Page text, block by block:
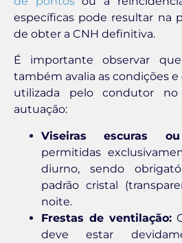
específicas pode resultar na
de obter a CNH definitiva.
É importante observar
também avalia as condições e
utilizada pelo condutor
autuação:
Viseiras escuras
permitidas
diurno, sendo
padrão cristal
noite.
Frestas de ventilação:
deve estar